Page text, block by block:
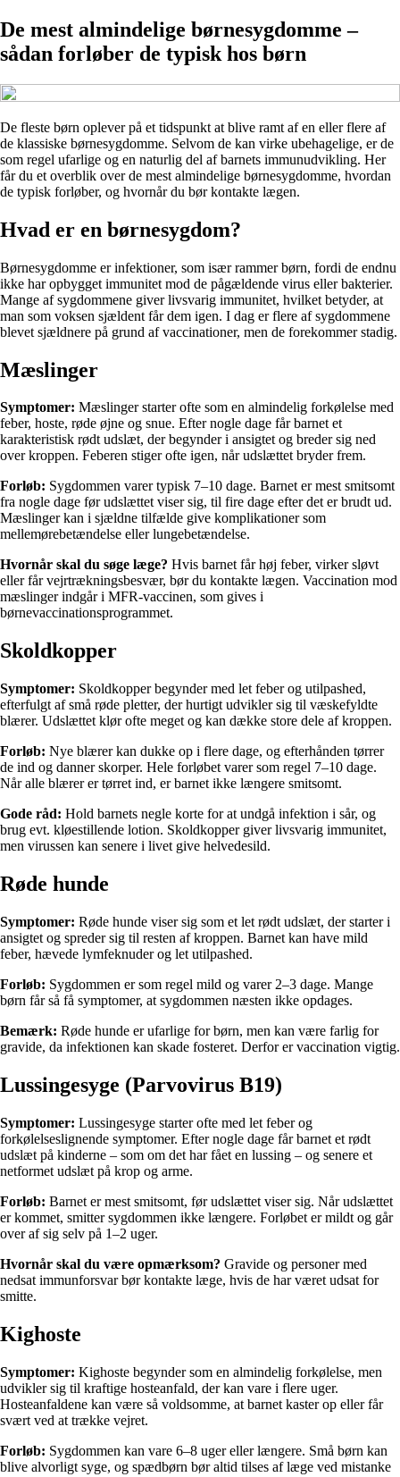
De mest almindelige børnesygdomme –
sådan forløber de typisk hos børn
De fleste børn oplever på et tidspunkt at blive ramt af en eller flere af
de klassiske børnesygdomme. Selvom de kan virke ubehagelige, er de
som regel ufarlige og en naturlig del af barnets immunudvikling. Her
får du et overblik over de mest almindelige børnesygdomme, hvordan
de typisk forløber, og hvornår du bør kontakte lægen.
Hvad er en børnesygdom?
Børnesygdomme er infektioner, som især rammer børn, fordi de endnu
ikke har opbygget immunitet mod de pågældende virus eller bakterier.
Mange af sygdommene giver livsvarig immunitet, hvilket betyder, at
man som voksen sjældent får dem igen. I dag er flere af sygdommene
blevet sjældnere på grund af vaccinationer, men de forekommer stadig.
Mæslinger
Symptomer: Mæslinger starter ofte som en almindelig forkølelse med
feber, hoste, røde øjne og snue. Efter nogle dage får barnet et
karakteristisk rødt udslæt, der begynder i ansigtet og breder sig ned
over kroppen. Feberen stiger ofte igen, når udslættet bryder frem.
Forløb: Sygdommen varer typisk 7–10 dage. Barnet er mest smitsomt
fra nogle dage før udslættet viser sig, til fire dage efter det er brudt ud.
Mæslinger kan i sjældne tilfælde give komplikationer som
mellemørebetændelse eller lungebetændelse.
Hvornår skal du søge læge? Hvis barnet får høj feber, virker sløvt
eller får vejrtrækningsbesvær, bør du kontakte lægen. Vaccination mod
mæslinger indgår i MFR-vaccinen, som gives i
børnevaccinationsprogrammet.
Skoldkopper
Symptomer: Skoldkopper begynder med let feber og utilpashed,
efterfulgt af små røde pletter, der hurtigt udvikler sig til væskefyldte
blærer. Udslættet klør ofte meget og kan dække store dele af kroppen.
Forløb: Nye blærer kan dukke op i flere dage, og efterhånden tørrer
de ind og danner skorper. Hele forløbet varer som regel 7–10 dage.
Når alle blærer er tørret ind, er barnet ikke længere smitsomt.
Gode råd: Hold barnets negle korte for at undgå infektion i sår, og
brug evt. kløestillende lotion. Skoldkopper giver livsvarig immunitet,
men virussen kan senere i livet give helvedesild.
Røde hunde
Symptomer: Røde hunde viser sig som et let rødt udslæt, der starter i
ansigtet og spreder sig til resten af kroppen. Barnet kan have mild
feber, hævede lymfeknuder og let utilpashed.
Forløb: Sygdommen er som regel mild og varer 2–3 dage. Mange
børn får så få symptomer, at sygdommen næsten ikke opdages.
Bemærk: Røde hunde er ufarlige for børn, men kan være farlig for
gravide, da infektionen kan skade fosteret. Derfor er vaccination vigtig.
Lussingesyge (Parvovirus B19)
Symptomer: Lussingesyge starter ofte med let feber og
forkølelseslignende symptomer. Efter nogle dage får barnet et rødt
udslæt på kinderne – som om det har fået en lussing – og senere et
netformet udslæt på krop og arme.
Forløb: Barnet er mest smitsomt, før udslættet viser sig. Når udslættet
er kommet, smitter sygdommen ikke længere. Forløbet er mildt og går
over af sig selv på 1–2 uger.
Hvornår skal du være opmærksom? Gravide og personer med
nedsat immunforsvar bør kontakte læge, hvis de har været udsat for
smitte.
Kighoste
Symptomer: Kighoste begynder som en almindelig forkølelse, men
udvikler sig til kraftige hosteanfald, der kan vare i flere uger.
Hosteanfaldene kan være så voldsomme, at barnet kaster op eller får
svært ved at trække vejret.
Forløb: Sygdommen kan vare 6–8 uger eller længere. Små børn kan
blive alvorligt syge, og spædbørn bør altid tilses af læge ved mistanke